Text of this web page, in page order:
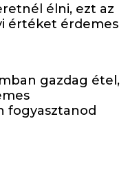
élni, ezt az
értéket érdemes
gazdag étel,
fogyasztanod